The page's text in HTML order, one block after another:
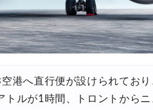
港へ直行便が設けられてお
トルが1時間、トロントから